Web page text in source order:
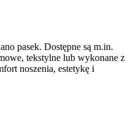
pasek. Dostępne są m.in.
tekstylne lub wykonane z
noszenia, estetykę i